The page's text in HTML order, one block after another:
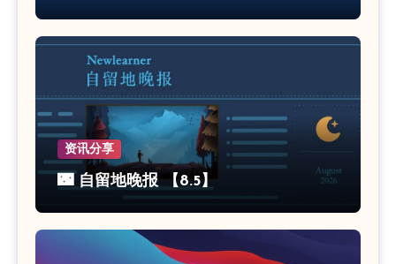
资讯分享
🌃 自留地晚报 【8.5】